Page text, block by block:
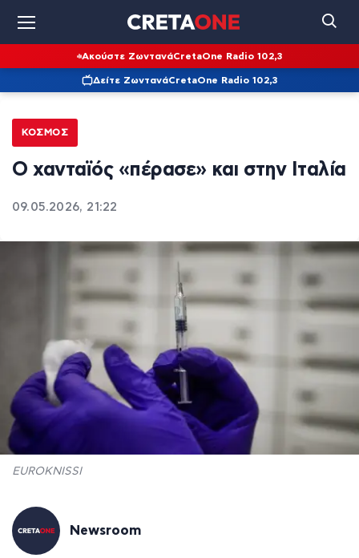
Ακούστε ΖωντανάCretaOne Radio 102,3
Δείτε ΖωντανάCretaOne Radio 102,3
ΚΌΣΜΟΣ
Ο χανταϊός «πέρασε» και στην Ιταλία
09.05.2026, 21:22
EUROKNISSI
Newsroom